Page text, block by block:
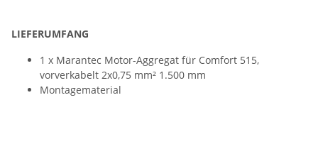
LIEFERUMFANG
1 x Marantec Motor-Aggregat für Comfort 515,
vorverkabelt 2x0,75 mm² 1.500 mm
Montagematerial